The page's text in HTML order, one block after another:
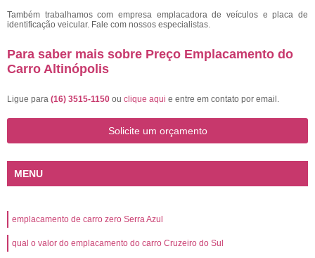
Também trabalhamos com empresa emplacadora de veículos e placa de
identificação veicular. Fale com nossos especialistas.
Para saber mais sobre Preço Emplacamento do
Carro Altinópolis
Ligue para (16) 3515-1150 ou clique aqui e entre em contato por email.
Solicite um orçamento
MENU
emplacamento de carro zero Serra Azul
qual o valor do emplacamento do carro Cruzeiro do Sul